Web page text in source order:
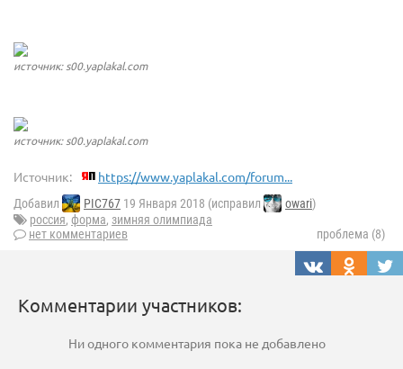
источник: s00.yaplakal.com
источник: s00.yaplakal.com
Источник: https://www.yaplakal.com/forum...
Добавил PIC767 19 Января 2018 (исправил owari)
россия, форма, зимняя олимпиада
нет комментариев
проблема (8)
Комментарии участников:
Ни одного комментария пока не добавлено